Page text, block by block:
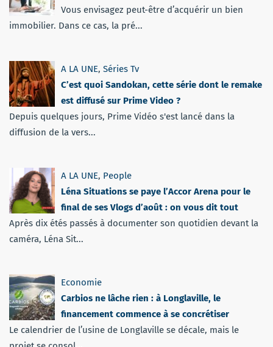
Vous envisagez peut-être d’acquérir un bien
immobilier. Dans ce cas, la pré...
A LA UNE, Séries Tv
C’est quoi Sandokan, cette série dont le remake
est diffusé sur Prime Video ?
Depuis quelques jours, Prime Vidéo s'est lancé dans la
diffusion de la vers...
A LA UNE, People
Léna Situations se paye l’Accor Arena pour le
final de ses Vlogs d’août : on vous dit tout
Après dix étés passés à documenter son quotidien devant la
caméra, Léna Sit...
Economie
Carbios ne lâche rien : à Longlaville, le
financement commence à se concrétiser
Le calendrier de l’usine de Longlaville se décale, mais le